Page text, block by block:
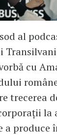
al
cu
trecerea
la
a produce